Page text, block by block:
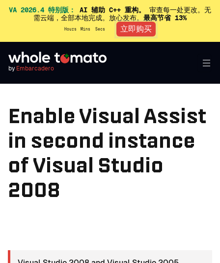
VA 2026.4 特别版： AI 辅助 C++ 重构。
审查每一处更改。无
需云端，全部本地完成。放心发布。 最高节省 13%
Hours Mins Secs 立即购买
by Embarcadero
Enable Visual Assist
in second instance
of Visual Studio
2008